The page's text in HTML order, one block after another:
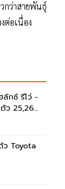
กว่าสายพันธุ์
ต่อเนื่อง
ลักซ์ รีโว่ -
ว 25,26
ว Toyota